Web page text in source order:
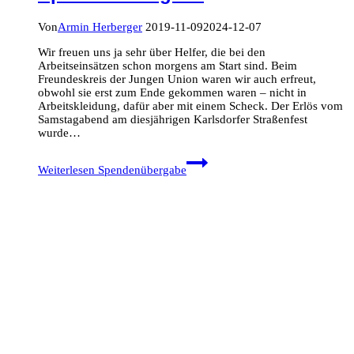
VonArmin Herberger 2019-11-092024-12-07
Wir freuen uns ja sehr über Helfer, die bei den
Arbeitseinsätzen schon morgens am Start sind. Beim
Freundeskreis der Jungen Union waren wir auch erfreut,
obwohl sie erst zum Ende gekommen waren – nicht in
Arbeitskleidung, dafür aber mit einem Scheck. Der Erlös vom
Samstagabend am diesjährigen Karlsdorfer Straßenfest
wurde…
Weiterlesen Spendenübergabe